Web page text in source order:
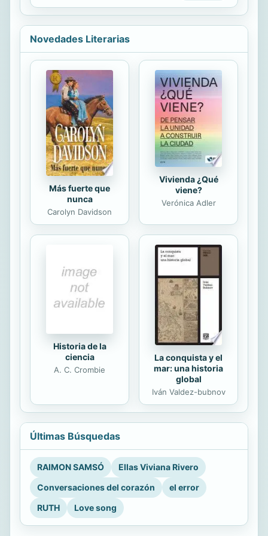
como un manual de navegante:
siguiendo las flechas,...
Novedades Literarias
Más fuerte que
nunca
Carolyn Davidson
Vivienda ¿Qué
viene?
Verónica Adler
Historia de la
ciencia
A. C. Crombie
La conquista y el
mar: una historia
global
Iván Valdez-bubnov
Últimas Búsquedas
RAIMON SAMSÓ
Ellas Viviana Rivero
Conversaciones del corazón
el error
RUTH
Love song